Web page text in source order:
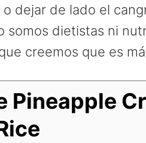
dejar de lado el
somos dietistas ni
creemos que es
Pineapple